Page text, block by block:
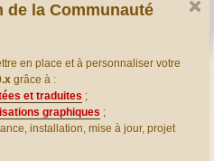
er
de la Communauté
en place et à personnaliser votre
grâce à :
et traduites ;
graphiques ;
installation, mise à jour, projet